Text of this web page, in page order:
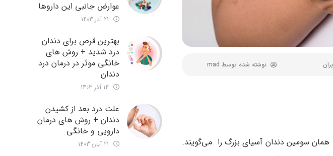
نوشته شده توسط mad
سومین دندان آسیای بزرگ را می‌گویند.
عوارض جانبی این داروها
بهترین قرص برای دندان
درد شدید + روش های
خانگی موثر در درمان درد
دندان
علت درد بعد از کشیدن
دندان + روش های درمان
دارویی و خانگی